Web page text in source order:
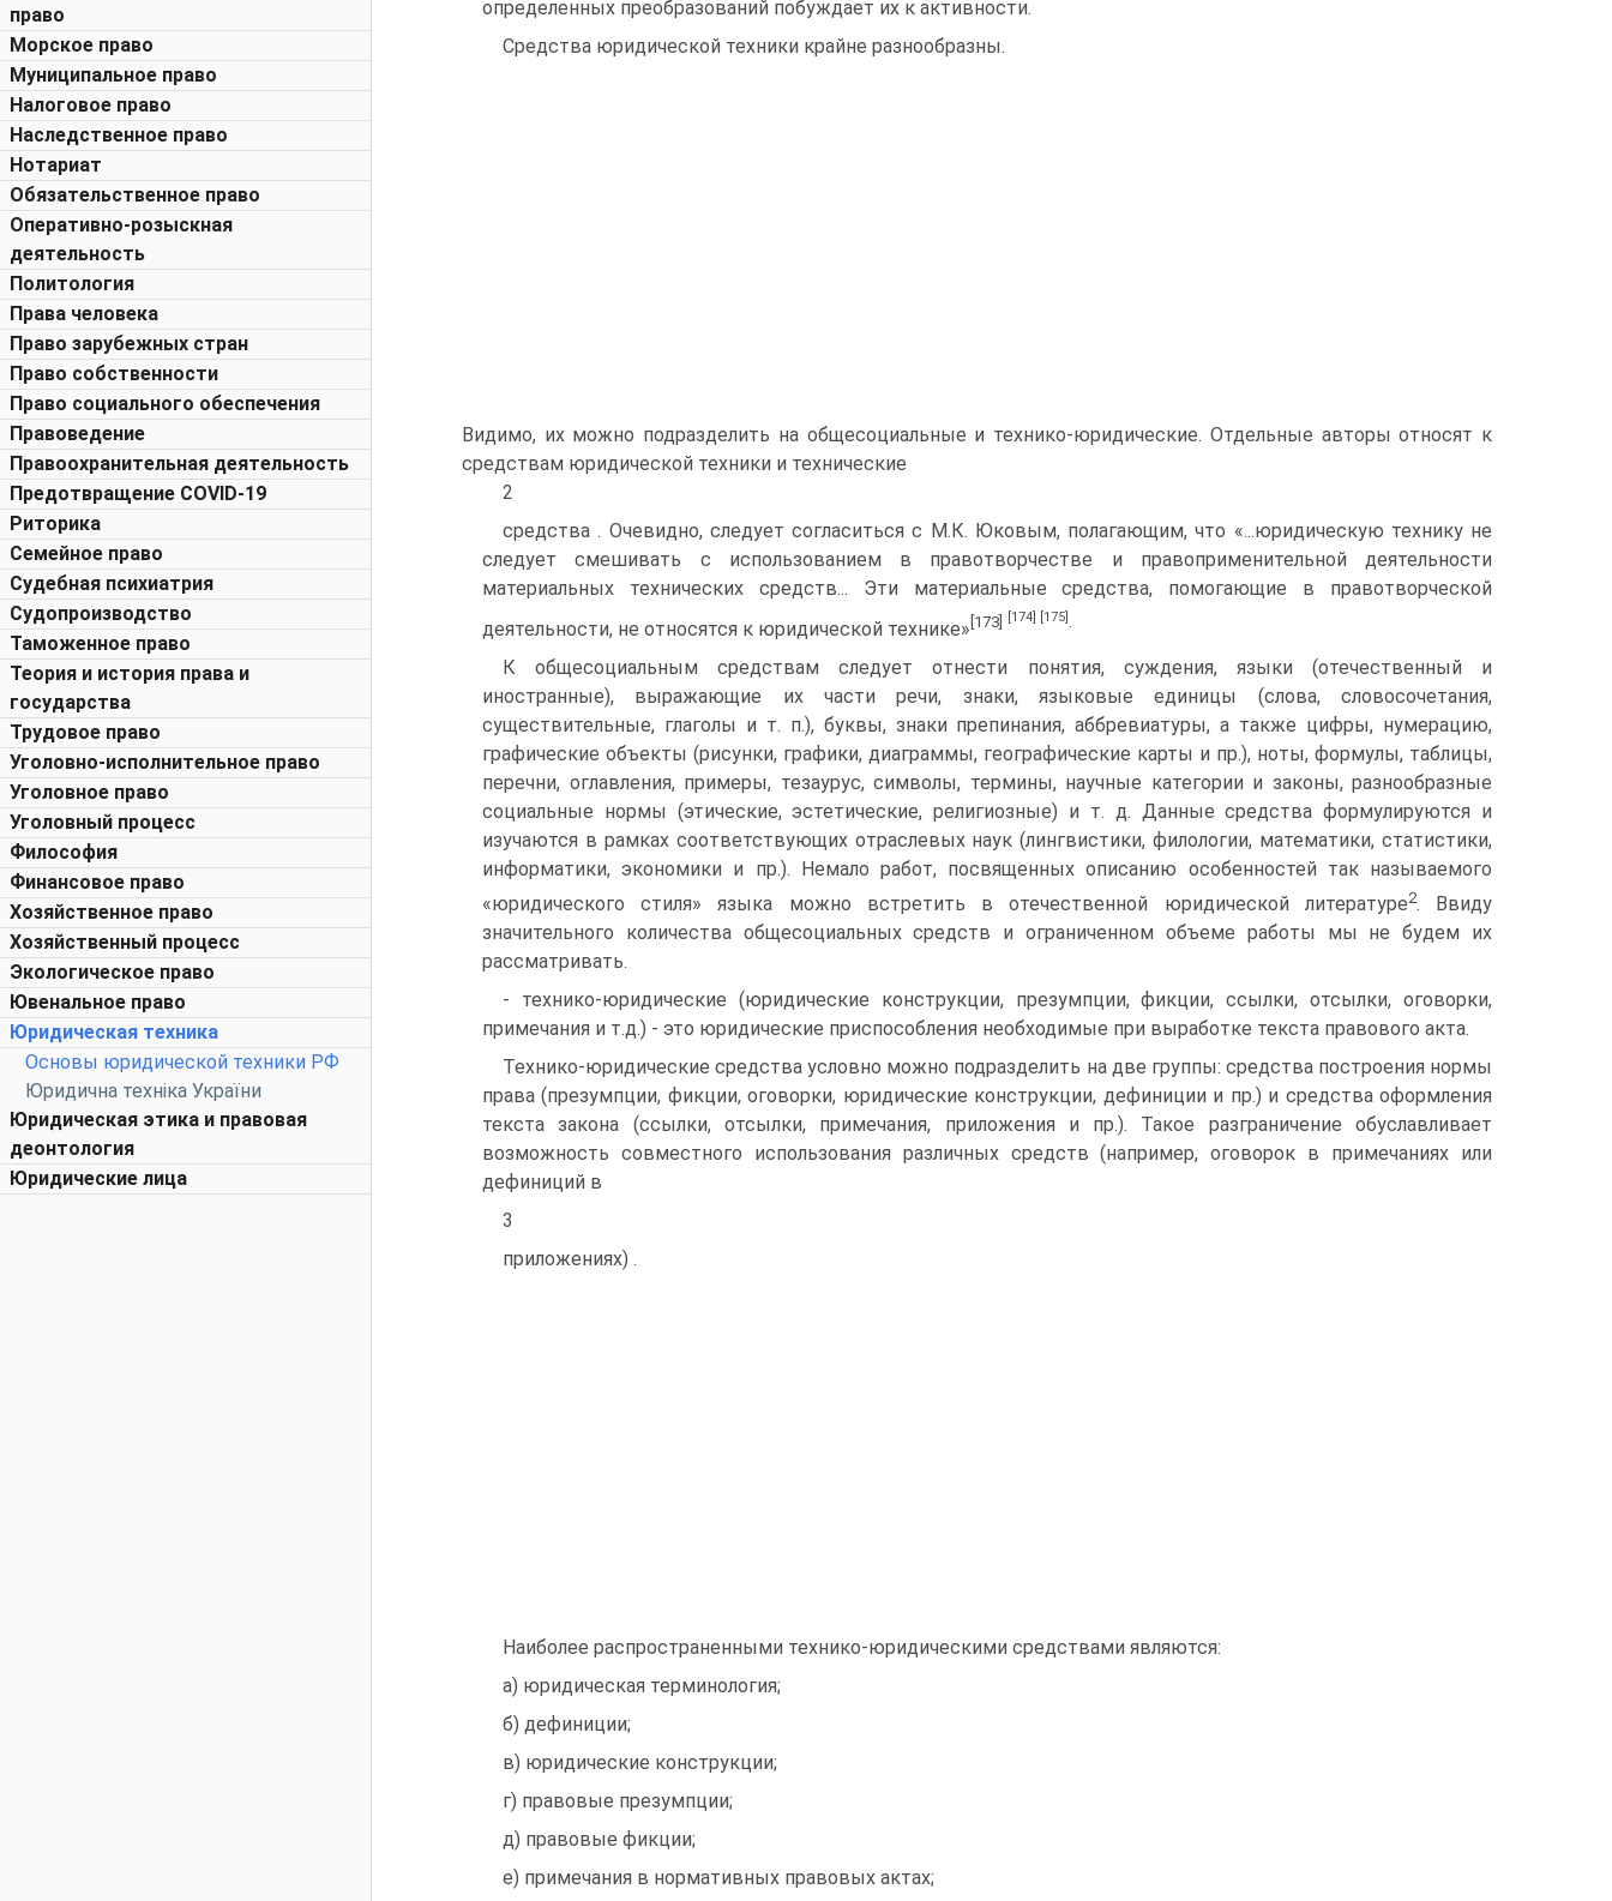
право
Морское право
Муниципальное право
Налоговое право
Наследственное право
Нотариат
Обязательственное право
Оперативно-розыскная
деятельность
Политология
Права человека
Право зарубежных стран
Право собственности
Право социального обеспечения
Правоведение
Правоохранительная деятельность
Предотвращение COVID-19
Риторика
Семейное право
Судебная психиатрия
Судопроизводство
Таможенное право
Теория и история права и
государства
Трудовое право
Уголовно-исполнительное право
Уголовное право
Уголовный процесс
Философия
Финансовое право
Хозяйственное право
Хозяйственный процесс
Экологическое право
Ювенальное право
Юридическая техника
Основы юридической техники РФ
Юридична техніка України
Юридическая этика и правовая
деонтология
Юридические лица
определенных преобразований побуждает их к активности.
Средства юридической техники крайне разнообразны.
Видимо, их можно подразделить на общесоциальные и технико-юридические. Отдельные авторы относят к
средствам юридической техники и технические
2
средства . Очевидно, следует согласиться с М.К. Юковым, полагающим, что «...юридическую технику не
следует смешивать с использованием в правотворчестве и правоприменительной деятельности
материальных технических средств... Эти материальные средства, помогающие в правотворческой
деятельности, не относятся к юридической технике» [173] [174] [175] .
К общесоциальным средствам следует отнести понятия, суждения, языки (отечественный и
иностранные), выражающие их части речи, знаки, языковые единицы (слова, словосочетания,
существительные, глаголы и т. п.), буквы, знаки препинания, аббревиатуры, а также цифры, нумерацию,
графические объекты (рисунки, графики, диаграммы, географические карты и пр.), ноты, формулы, таблицы,
перечни, оглавления, примеры, тезаурус, символы, термины, научные категории и законы, разнообразные
социальные нормы (этические, эстетические, религиозные) и т. д. Данные средства формулируются и
изучаются в рамках соответствующих отраслевых наук (лингвистики, филологии, математики, статистики,
информатики, экономики и пр.). Немало работ, посвященных описанию особенностей так называемого
«юридического стиля» языка можно встретить в отечественной юридической литературе2. Ввиду
значительного количества общесоциальных средств и ограниченном объеме работы мы не будем их
рассматривать.
- технико-юридические (юридические конструкции, презумпции, фикции, ссылки, отсылки, оговорки,
примечания и т.д.) - это юридические приспособления необходимые при выработке текста правового акта.
Технико-юридические средства условно можно подразделить на две группы: средства построения нормы
права (презумпции, фикции, оговорки, юридические конструкции, дефиниции и пр.) и средства оформления
текста закона (ссылки, отсылки, примечания, приложения и пр.). Такое разграничение обуславливает
возможность совместного использования различных средств (например, оговорок в примечаниях или
дефиниций в
3
приложениях) .
Наиболее распространенными технико-юридическими средствами являются:
а) юридическая терминология;
б) дефиниции;
в) юридические конструкции;
г) правовые презумпции;
д) правовые фикции;
е) примечания в нормативных правовых актах;